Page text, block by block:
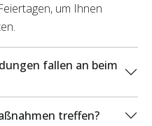
um Ihnen
fallen an beim
treffen?